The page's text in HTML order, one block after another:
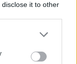
it to other
or more Google
You may click to